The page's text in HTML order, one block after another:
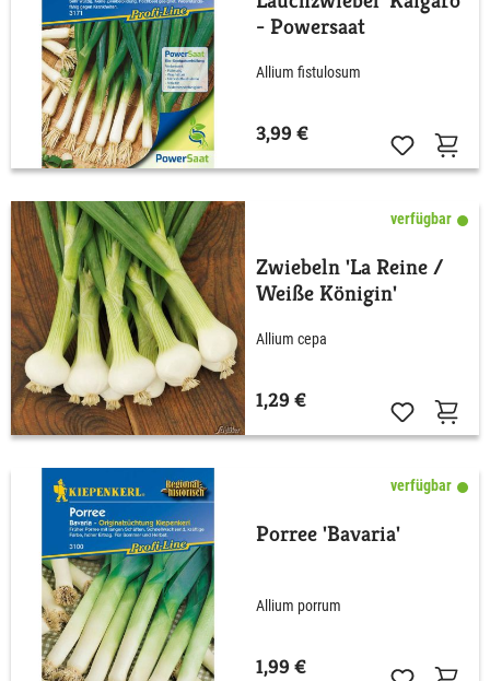
- Powersaat
Allium fistulosum
3,99 €
verfügbar
Zwiebeln 'La Reine /
Weiße Königin'
Allium cepa
1,29 €
verfügbar
Porree 'Bavaria'
Allium porrum
1,99 €